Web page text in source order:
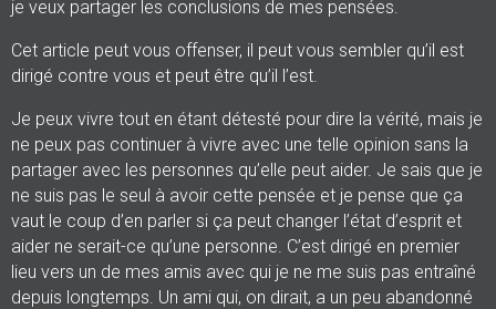
je veux partager les conclusions de mes pensées.
Cet article peut vous offenser, il peut vous sembler qu’il est
dirigé contre vous et peut être qu’il l’est.
Je peux vivre tout en étant détesté pour dire la vérité, mais je
ne peux pas continuer à vivre avec une telle opinion sans la
partager avec les personnes qu’elle peut aider. Je sais que je
ne suis pas le seul à avoir cette pensée et je pense que ça
vaut le coup d’en parler si ça peut changer l’état d’esprit et
aider ne serait-ce qu’une personne. C’est dirigé en premier
lieu vers un de mes amis avec qui je ne me suis pas entraîné
depuis longtemps. Un ami qui, on dirait, a un peu abandonné